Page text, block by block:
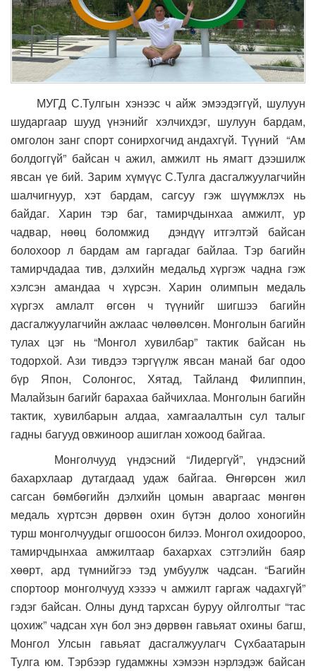
МУГД С.Тулгын хэнээс ч айж эмээдэггүй, шулуун
шударгаар шууд үнэнийг хэлчихдэг, шулуун бардам,
омголон занг спорт сонирхогчид андахгүй. Түүний “Ам
болдоггүй” байсан ч ажил, амжилт нь ямагт дээшилж
явсан үе бий. Зарим хүмүүс С.Тулга дасгалжуулагчийн
шалчигнуур, хэт бардам, сагсуу гэж шүүмжлэх нь
байдаг. Харин тэр баг, тамирчдынхаа амжилт, ур
чадвар, нөөц боломжид дэндүү итгэлтэй байсан
болохоор л бардам ам гаргадаг байлаа. Тэр багийн
тамирчдадаа тив, дэлхийн медальд хүргэж чадна гэж
хэлсэн амандаа ч хүрсэн. Харин олимпын медаль
хүргэх амлалт өгсөн ч түүнийг шигшээ багийн
дасгалжуулагчийн ажлаас чөлөөлсөн. Монголын багийн
тулах цэг нь “Монгол хувилбар” тактик байсан нь
тодорхой. Ази тивдээ тэргүүлж явсан манай баг одоо
бүр Япон, Солонгос, Хятад, Тайланд Филиппин,
Малайзын багийг барахаа байчихлаа. Монголын багийн
тактик, хувилбарын алдаа, хамгаалалтын сул талыг
гадны багууд овжиноор ашиглан хожоод байгаа.
Монголчууд үндэсний “Лидергүй”, үндэсний
бахархлаар дутагдаад удаж байгаа. Өнгөрсөн жил
сагсан бөмбөгийн дэлхийн цомын аваргаас мөнгөн
медаль хүртсэн дөрвөн охин бүтэн долоо хоногийн
турш монголчуудыг огшоосон билээ. Монгол охидоороо,
тамирчдынхаа амжилтаар бахархах сэтгэлийн баяр
хөөрт, ард түмнийгээ тэд умбуулж чадсан. “Багийн
спортоор монголчууд хэзээ ч амжилт гаргаж чадахгүй”
гэдэг байсан. Олны дунд тархсан буруу ойлголтыг “тас
цохиж” чадсан хүн бол энэ дөрвөн гавьяат охины багш,
Монгол Улсын гавьяат дасгалжуулагч Сүхбаатарын
Тулга юм. Тэрбээр гудамжны хэмээн нэрлэдэж байсан